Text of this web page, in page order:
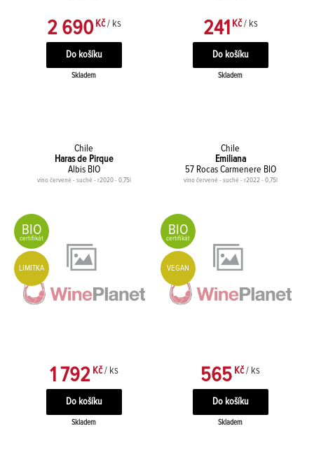
2 690Kč / ks
Skladem
241 Kč / ks
Skladem
Chile
Haras de Pirque
Albis BIO
víno červené - suché - r2020 - 0,75l
BIO
certifikát
LIMITKA
1 792 Kč / ks
Skladem
Chile
Emiliana
57 Rocas Carmenere BIO
víno červené - suché - r2022 - 0,75l
BIO
certifikát
VEGAN
565 Kč / ks
Skladem